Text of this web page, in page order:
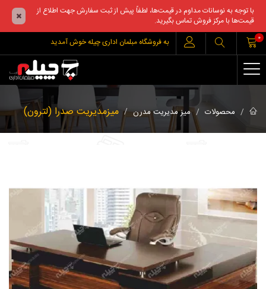
با توجه به نوسانات مداوم در قیمت‌ها، لطفاً پیش از ثبت سفارش جهت اطلاع از
قیمت‌ها با مرکز فروش تماس بگیرید.
به فروشگاه مبلمان اداری چیله خوش آمدید
0
محصولات میز مدیریت مدرن میزمدیریت صدرا (لترون)